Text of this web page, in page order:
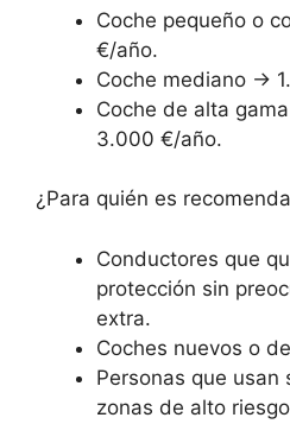
Coche pequeño o
€/año.
Coche mediano →
Coche de alta
3.000 €/año.
¿Para quién es
Conductores que
protección sin
extra.
Coches nuevos o
Personas que usan
zonas de alto